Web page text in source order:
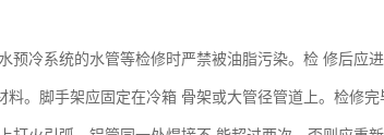
冷系统的水管等检修时严禁被油脂污染。检 修后应进
。脚手架应固定在冷箱 骨架或大管径管道上。检修